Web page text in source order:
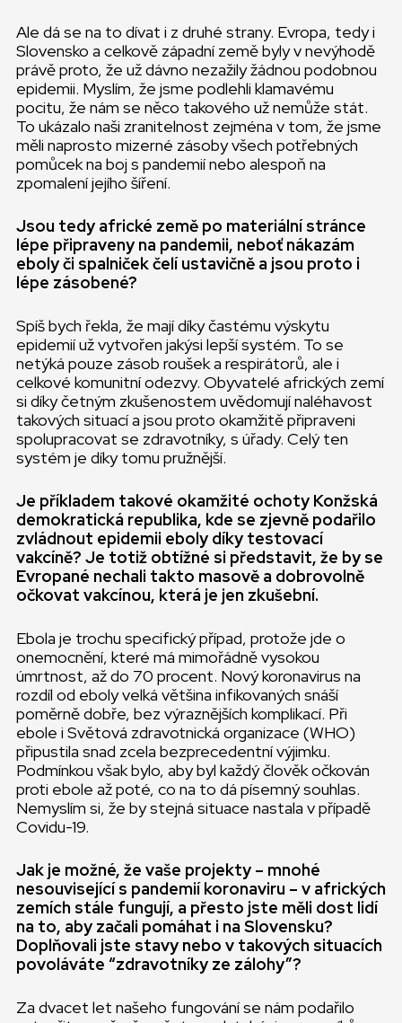
Ale dá se na to dívat i z druhé strany. Evropa, tedy i
Slovensko a celkově západní země byly v nevýhodě
právě proto, že už dávno nezažily žádnou podobnou
epidemii. Myslím, že jsme podlehli klamavému
pocitu, že nám se něco takového už nemůže stát.
To ukázalo naši zranitelnost zejména v tom, že jsme
měli naprosto mizerné zásoby všech potřebných
pomůcek na boj s pandemií nebo alespoň na
zpomalení jejího šíření.
Jsou tedy africké země po materiální stránce
lépe připraveny na pandemii, neboť nákazám
eboly či spalniček čelí ustavičně a jsou proto i
lépe zásobené?
Spíš bych řekla, že mají díky častému výskytu
epidemií už vytvořen jakýsi lepší systém. To se
netýká pouze zásob roušek a respirátorů, ale i
celkové komunitní odezvy. Obyvatelé afrických zemí
si díky četným zkušenostem uvědomují naléhavost
takových situací a jsou proto okamžitě připraveni
spolupracovat se zdravotníky, s úřady. Celý ten
systém je díky tomu pružnější.
Je příkladem takové okamžité ochoty Konžská
demokratická republika, kde se zjevně podařilo
zvládnout epidemii eboly díky testovací
vakcíně? Je totiž obtížné si představit, že by se
Evropané nechali takto masově a dobrovolně
očkovat vakcínou, která je jen zkušební.
Ebola je trochu specifický případ, protože jde o
onemocnění, které má mimořádně vysokou
úmrtnost, až do 70 procent. Nový koronavirus na
rozdíl od eboly velká většina infikovaných snáší
poměrně dobře, bez výraznějších komplikací. Při
ebole i Světová zdravotnická organizace (WHO)
připustila snad zcela bezprecedentní výjimku.
Podmínkou však bylo, aby byl každý člověk očkován
proti ebole až poté, co na to dá písemný souhlas.
Nemyslím si, že by stejná situace nastala v případě
Covidu-19.
Jak je možné, že vaše projekty – mnohé
nesouvisející s pandemií koronaviru – v afrických
zemích stále fungují, a přesto jste měli dost lidí
na to, aby začali pomáhat i na Slovensku?
Doplňovali jste stavy nebo v takových situacích
povoláváte “zdravotníky ze zálohy”?
Za dvacet let našeho fungování se nám podařilo